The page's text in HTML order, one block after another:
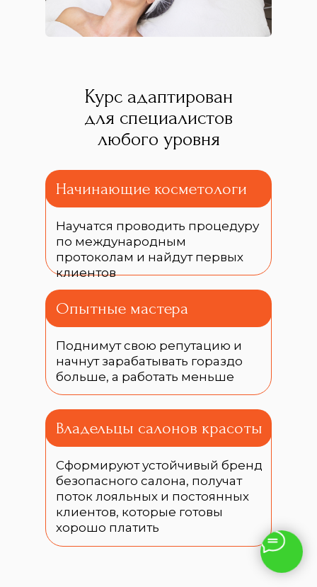
Курс адаптирован
для специалистов
любого уровня
Научатся проводить процедуру
по международным
протоколам и найдут первых
клиентов
Поднимут свою репутацию и
начнут зарабатывать гораздо
больше, а работать меньше
Сформируют устойчивый бренд
безопасного салона, получат
поток лояльных и постоянных
клиентов, которые готовы
хорошо платить
Начинающие косметологи
Опытные мастера
Владельцы салонов красоты